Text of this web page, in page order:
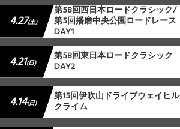
4.27(土)
第58回西日本ロードクラシック/
第5回播磨中央公園ロードレース
DAY1
4.21(日) 第58回東日本ロードクラシック
DAY2
4.14(日) 第15回伊吹山ドライブウェイヒル
クライム